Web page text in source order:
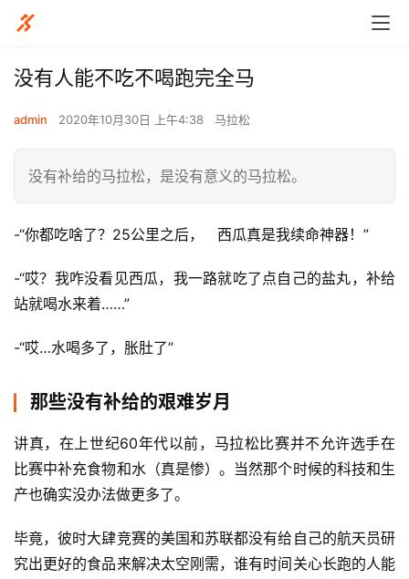
没有人能不吃不喝跑完全马
admin 2020年10月30日 上午4:38 马拉松
没有补给的马拉松，是没有意义的马拉松。
-“你都吃啥了？25公里之后，   西瓜真是我续命神器！”
-“哎？我咋没看见西瓜，我一路就吃了点自己的盐丸，补给
站就喝水来着……”
-“哎…水喝多了，胀肚了”
那些没有补给的艰难岁月
讲真，在上世纪60年代以前，马拉松比赛并不允许选手在
比赛中补充食物和水（真是惨）。当然那个时候的科技和生
产也确实没办法做更多了。
毕竟，彼时大肆竞赛的美国和苏联都没有给自己的航天员研
究出更好的食品来解决太空刚需，谁有时间关心长跑的人能